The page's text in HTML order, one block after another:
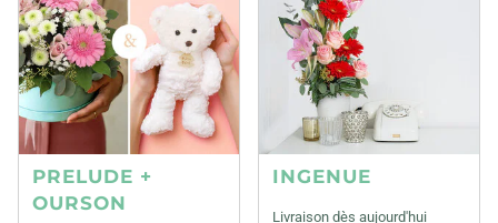
PRELUDE +
OURSON
INGENUE
Livraison dès aujourd'hui